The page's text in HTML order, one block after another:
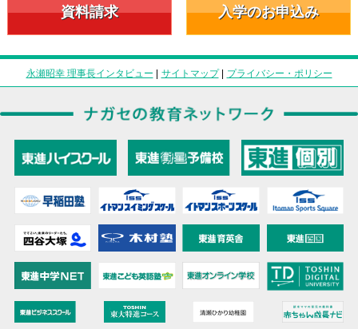
資料請求 入学のお申込み
永瀬昭幸 理事長インタビュー | サイトマップ| プライバシー・ポリシー